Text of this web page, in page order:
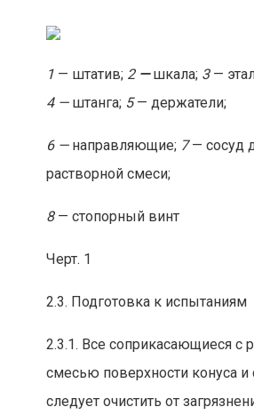
1— штатив; 2—шкала; 3—
4 —штанга; 5— держатели;
6 —направляющие; 7— сосуд
растворной смеси;
8— стопорный винт
Черт. 1
2.3. Подготовка к испытаниям
2.3.1. Все соприкасающиеся с
смесью поверхности конуса и
следует очистить от